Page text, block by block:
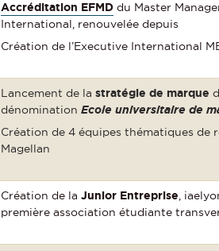
Accréditation EFMD du Master
International, renouvelée depuis
Création de l’Executive International
Lancement de lastratégie de marque
dénominationEcole universitaire de
Création de 4 équipes thématiques de
Magellan
Création de laJunior Entreprise,
première association étudiante